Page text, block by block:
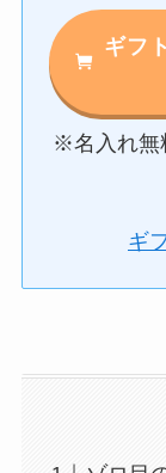
ギフ
※名入れ無
ギ